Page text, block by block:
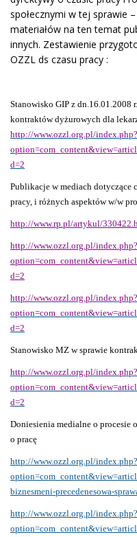
społecznymi w tej sprawie
materiałów na ten temat
innych. Zestawienie
OZZL ds czasu pracy :
Stanowisko GIP z dn.16.01.2008
kontraktów dyżurowych dla
http://www.ozzl.org.pl/index.php?
d=2
Publikacje w mediach dotyczące
pracy, i różnych aspektów w/w
http://www.rp.pl/artykul/
http://www.ozzl.org.pl/index.php?
d=2
http://www.ozzl.org.pl/index.php?
d=2
Stanowisko MZ w sprawie
http://www.ozzl.org.pl/index.php?
d=2
Doniesienia medialne o procesie
o pracę
http://www.ozzl.org.pl/index.php?
biznesmeni-precedenesowa-
http://www.ozzl.org.pl/index.php?